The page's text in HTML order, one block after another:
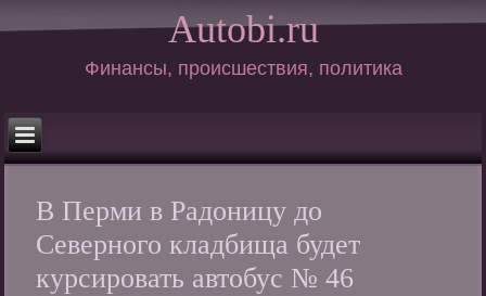
Autobi.ru
Финансы, происшествия, политика
В Перми в Радоницу до
Северного кладбища будет
курсировать автобус № 46